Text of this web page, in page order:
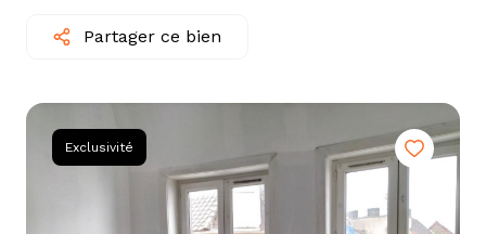
immo
tarif
Partager ce bien
Exclusivité